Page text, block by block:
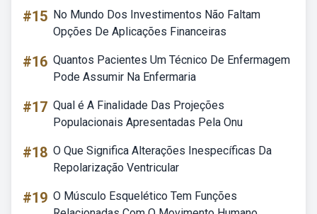
#15 No Mundo Dos Investimentos Não Faltam
Opções De Aplicações Financeiras
#16 Quantos Pacientes Um Técnico De Enfermagem
Pode Assumir Na Enfermaria
#17 Qual é A Finalidade Das Projeções
Populacionais Apresentadas Pela Onu
#18 O Que Significa Alterações Inespecíficas Da
Repolarização Ventricular
#19 O Músculo Esquelético Tem Funções